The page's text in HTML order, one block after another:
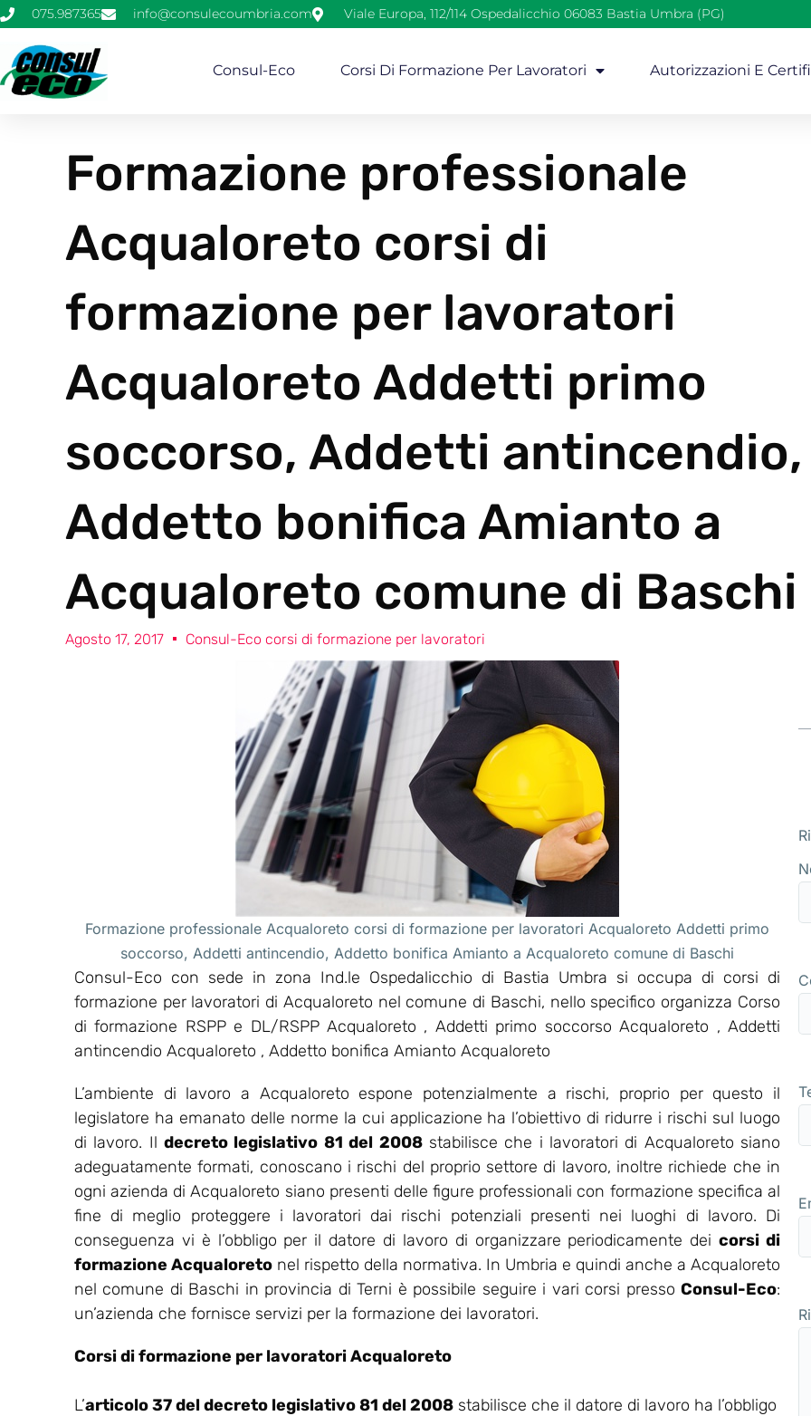
075.987365 info@consulecoumbria.com Viale Europa, 112/114 Ospedalicchio 06083 Bastia Umbra (PG)
Consul-Eco Corsi Di Formazione Per Lavoratori Autorizzazioni E
Formazione professionale
Acqualoreto corsi di
formazione per lavoratori
Acqualoreto Addetti primo
soccorso, Addetti antincendio,
Addetto bonifica Amianto a
Acqualoreto comune di Baschi
Agosto 17, 2017 Consul-Eco corsi di formazione per lavoratori
Formazione professionale Acqualoreto corsi di formazione per lavoratori Acqualoreto Addetti primo
soccorso, Addetti antincendio, Addetto bonifica Amianto a Acqualoreto comune di Baschi
Consul-Eco con sede in zona Ind.le Ospedalicchio di Bastia Umbra si occupa di corsi di
formazione per lavoratori di Acqualoreto nel comune di Baschi, nello specifico organizza Corso
di formazione RSPP e DL/RSPP Acqualoreto , Addetti primo soccorso Acqualoreto , Addetti
antincendio Acqualoreto , Addetto bonifica Amianto Acqualoreto
L’ambiente di lavoro a Acqualoreto espone potenzialmente a rischi, proprio per questo il
legislatore ha emanato delle norme la cui applicazione ha l’obiettivo di ridurre i rischi sul luogo
di lavoro. Ildecreto legislativo 81 del 2008stabilisce che i lavoratori di Acqualoreto siano
adeguatamente formati, conoscano i rischi del proprio settore di lavoro, inoltre richiede che in
ogni azienda di Acqualoreto siano presenti delle figure professionali con formazione specifica al
fine di meglio proteggere i lavoratori dai rischi potenziali presenti nei luoghi di lavoro. Di
conseguenza vi è l’obbligo per il datore di lavoro di organizzare periodicamente deicorsi di
formazione Acqualoreto nel rispetto della normativa. In Umbria e quindi anche a Acqualoreto
nel comune di Baschi in provincia di Terni è possibile seguire i vari corsi presso Consul-Eco:
un’azienda che fornisce servizi per la formazione dei lavoratori.
Corsi di formazione per lavoratori Acqualoreto
L’articolo 37 del decreto legislativo 81 del 2008 stabilisce che il datore di lavoro ha l’obbligo